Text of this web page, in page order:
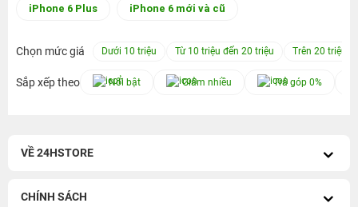
iPhone 6 Plus iPhone 6 mới và cũ
Chọn mức giá Dưới 10 triệu Từ 10 triệu đến 20 triệu Trên 20 triệu
Sắp xếp theo Nổi bật Giảm nhiều Trả góp 0%
VỀ 24HSTORE
CHÍNH SÁCH